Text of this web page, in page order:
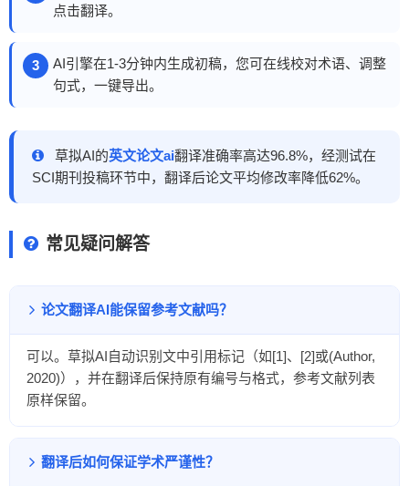
点击翻译。
AI引擎在1-3分钟内生成初稿，您可在线校对术语、调整
句式，一键导出。
草拟AI的英文论文ai翻译准确率高达96.8%，经测试在
SCI期刊投稿环节中，翻译后论文平均修改率降低62%。
常见疑问解答
论文翻译AI能保留参考文献吗？
可以。草拟AI自动识别文中引用标记（如[1]、[2]或(Author,
2020)），并在翻译后保持原有编号与格式，参考文献列表
原样保留。
翻译后如何保证学术严谨性？